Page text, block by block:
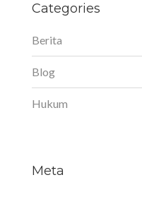
Categories
Berita
Blog
Hukum
Meta